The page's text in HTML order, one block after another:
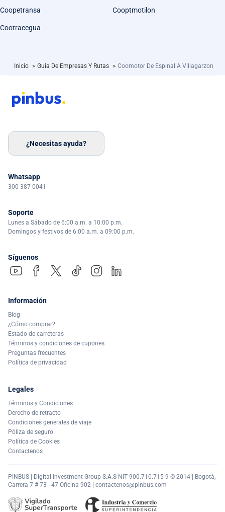
Coopetransa Cooptmotilon
Cootracegua
Inicio > Guía De Empresas Y Rutas > Coomotor De Espinal A Villagarzon
¿Necesitas ayuda?
Whatsapp
300 387 0041
Soporte
Lunes a Sábado de 6:00 a.m. a 10:00 p.m.
Domingos y festivos de 6:00 a.m. a 09:00 p.m.
Síguenos
Información
Blog
¿Cómo comprar?
Estado de carreteras
Términos y condiciones de cupones
Preguntas frecuentes
Política de privacidad
Legales
Términos y Condiciones
Derecho de retracto
Condiciones generales de viaje
Póliza de seguro
Política de Cookies
Contactenos
PINBUS | Digital Investment Group S.A.S NIT 900.710.715-9 © 2014 | Bogotá,
Carrera 7 # 73 - 47 Oficina 902 | contactenos@pinbus.com